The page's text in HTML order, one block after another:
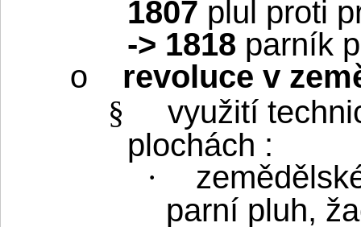
1807 plul proti
-> 1818 parník
o
revoluce v
§
využití
plochách :
·
parní pluh,